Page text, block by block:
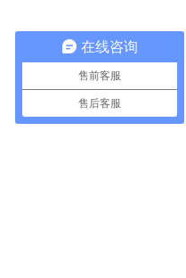
在线咨询
售前客服
售后客服